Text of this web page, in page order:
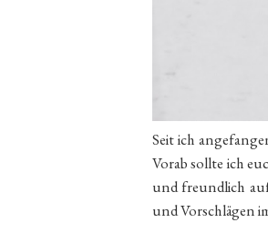
Seit ich
Vorab sollte ich
und freundlich
und Vorschlägen